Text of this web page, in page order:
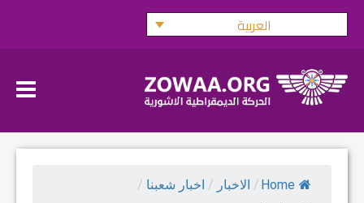
Skip
العربية
Home
/ الاخبار / اخبار شعبنا /